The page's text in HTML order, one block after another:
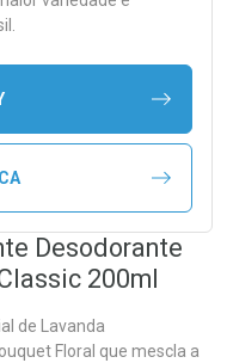
Desodorante
200ml
de Lavanda
Floral que mescla a